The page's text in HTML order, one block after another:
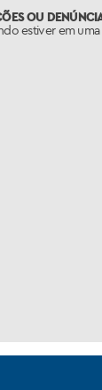
OU
estiver em